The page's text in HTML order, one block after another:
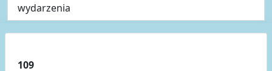
wydarzenia
109